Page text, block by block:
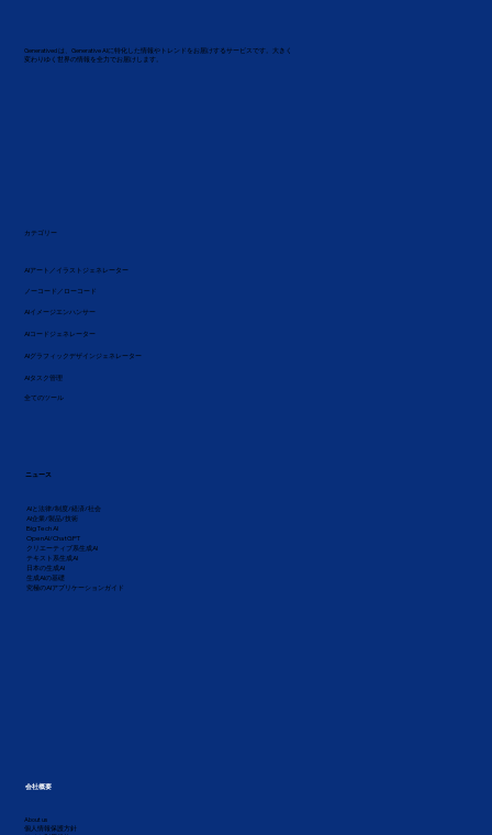
Generatived は、Generative AIに特化した情報やトレンドをお届けするサービスです。大きく
変わりゆく世界の情報を全力でお届けします。
カテゴリー
全てのツール
AIタスク管理
AIグラフィックデザインジェネレーター
ノーコード／ローコード
AIコードジェネレーター
AIイメージエンハンサー
AIアート／イラストジェネレーター
AIと法律/制度/経済/社会
AI企業/製品/技術
Big Tech AI
OpenAI/ChatGPT
クリエーティブ系生成AI
テキスト系生成AI
日本の生成AI
生成AIの基礎
究極のAIアプリケーションガイド
ニュース
About us
個人情報保護方針
会社概要